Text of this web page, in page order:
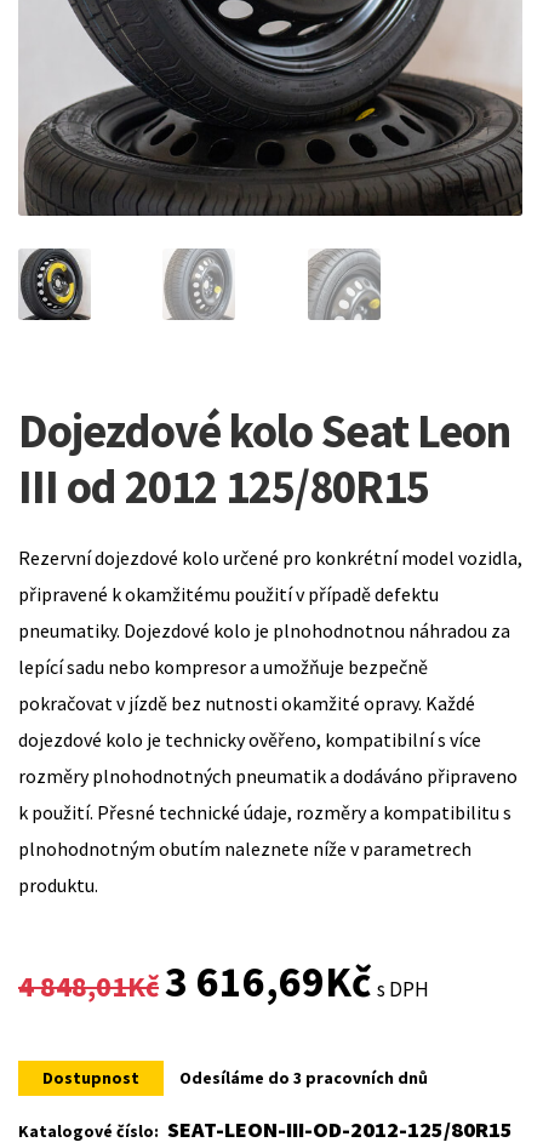
Dojezdové kolo Seat Leon
III od 2012 125/80R15
Rezervní dojezdové kolo určené pro konkrétní model vozidla,
připravené k okamžitému použití v případě defektu
pneumatiky. Dojezdové kolo je plnohodnotnou náhradou za
lepící sadu nebo kompresor a umožňuje bezpečně
pokračovat v jízdě bez nutnosti okamžité opravy. Každé
dojezdové kolo je technicky ověřeno, kompatibilní s více
rozměry plnohodnotných pneumatik a dodáváno připraveno
k použití. Přesné technické údaje, rozměry a kompatibilitu s
plnohodnotným obutím naleznete níže v parametrech
produktu.
4 848,01Kč
Original
was:
4
3 616,69KčCurrent
is:
3
s DPH
Dostupnost Odesíláme do 3 pracovních dnů
Katalogové číslo: SEAT-LEON-III-OD-2012-125/80R15